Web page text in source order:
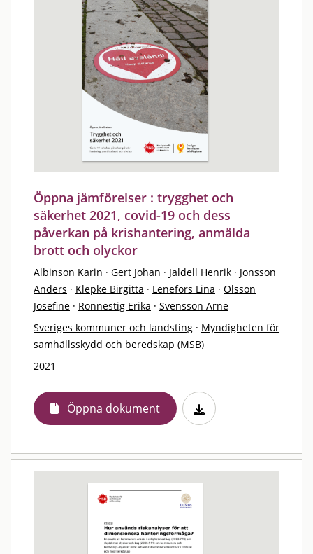
Öppna jämförelser : trygghet och
säkerhet 2021, covid-19 och dess
påverkan på krishantering, anmälda
brott och olyckor
Albinson Karin · Gert Johan · Jaldell Henrik · Jonsson
Anders · Klepke Birgitta · Lenefors Lina · Olsson
Josefine · Rönnestig Erika · Svensson Arne
Sveriges kommuner och landsting · Myndigheten för
samhällsskydd och beredskap (MSB)
2021
Öppna dokument